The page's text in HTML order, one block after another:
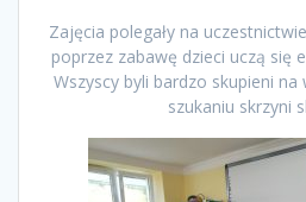
Zajęcia polegały na
poprzez zabawę dzieci uczą się
Wszyscy byli bardzo skupieni
szukaniu skrzyni